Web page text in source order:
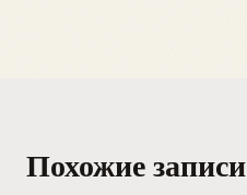
Похожие записи